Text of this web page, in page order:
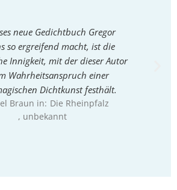
neue Gedichtbuch Gregor
so ergreifend macht, ist die
Innigkeit, mit der dieser Autor
Wahrheitsanspruch einer
Dichtkunst festhält.
Braun in: Die Rheinpfalz
, unbekannt